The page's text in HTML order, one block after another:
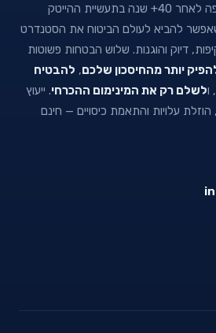
בישראל. נוסדה ע״י זאב יופה לאחר 40+ שנה בתעשיית ההייטק
להביא לעולם הביטוח את הסטנדרט
דיוק והוגנות. שלוש הבטחות פשוטות
יותר מהחיסכון שלכם, להבטיח
, ולשלם רק את המינימום ההכרחי. ייעוץ
עלויות והתאמת כיסויים — חינם